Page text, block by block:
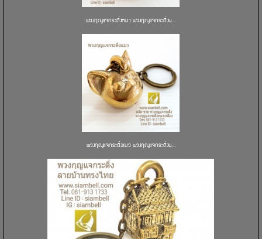
พวงกุญแจกระดิ่งหมา พวงกุญแจกระดิ่งน...
พวงกุญแจกระดิ่งแมว พวงกุญแจกระดิ่งน...